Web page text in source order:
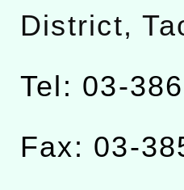
District,
Tel: 03-
Fax: 03-